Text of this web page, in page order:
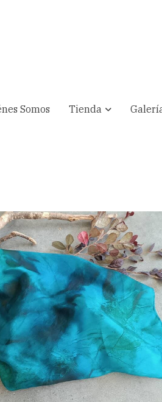
Somos Tienda